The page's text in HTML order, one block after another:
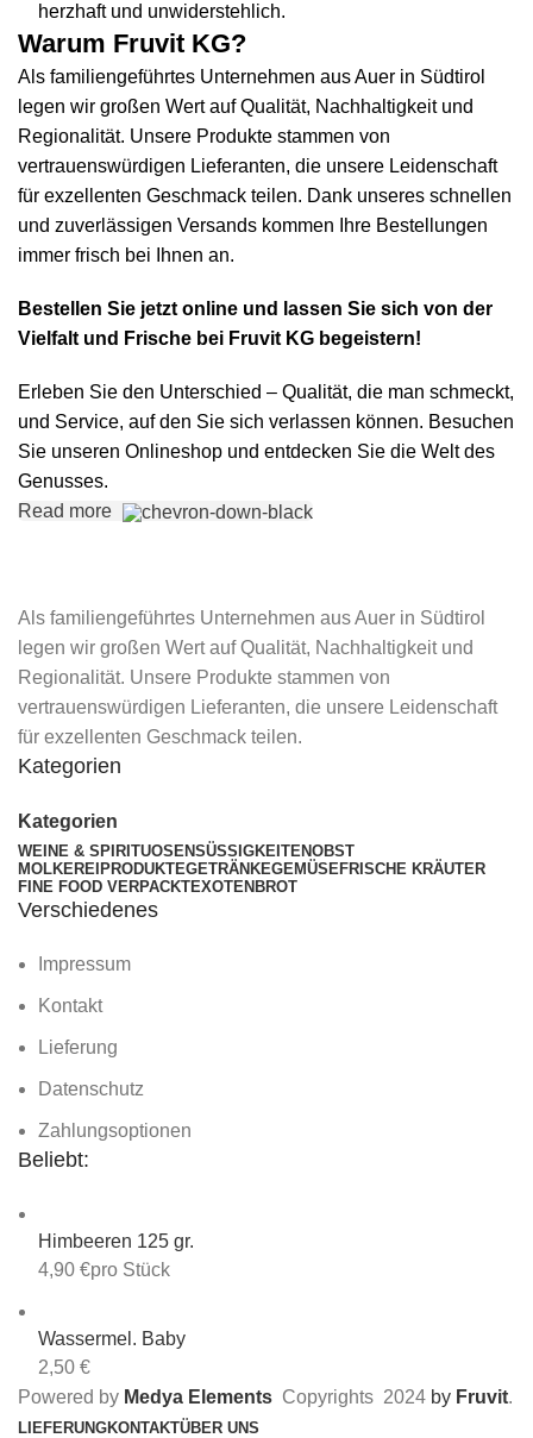
herzhaft und unwiderstehlich.
Warum Fruvit KG?
Als familiengeführtes Unternehmen aus Auer in Südtirol
legen wir großen Wert auf Qualität, Nachhaltigkeit und
Regionalität. Unsere Produkte stammen von
vertrauenswürdigen Lieferanten, die unsere Leidenschaft
für exzellenten Geschmack teilen. Dank unseres schnellen
und zuverlässigen Versands kommen Ihre Bestellungen
immer frisch bei Ihnen an.
Bestellen Sie jetzt online und lassen Sie sich von der
Vielfalt und Frische bei Fruvit KG begeistern!
Erleben Sie den Unterschied – Qualität, die man schmeckt,
und Service, auf den Sie sich verlassen können. Besuchen
Sie unseren Onlineshop und entdecken Sie die Welt des
Genusses.
Read more
Als familiengeführtes Unternehmen aus Auer in Südtirol
legen wir großen Wert auf Qualität, Nachhaltigkeit und
Regionalität. Unsere Produkte stammen von
vertrauenswürdigen Lieferanten, die unsere Leidenschaft
für exzellenten Geschmack teilen.
Kategorien
Kategorien
WEINE & SPIRITUOSENSÜSSIGKEITENOBST
MOLKEREIPRODUKTEGETRÄNKEGEMÜSEFRISCHE KRÄUTER
FINE FOOD VERPACKTEXOTEN BROT
Verschiedenes
Impressum
Kontakt
Lieferung
Datenschutz
Zahlungsoptionen
Beliebt:
Himbeeren 125 gr.
4,90 €pro Stück
Wassermel. Baby
2,50 €
Powered by Medya Elements Copyrights 2024 by Fruvit.
LIEFERUNGKONTAKTÜBER UNS